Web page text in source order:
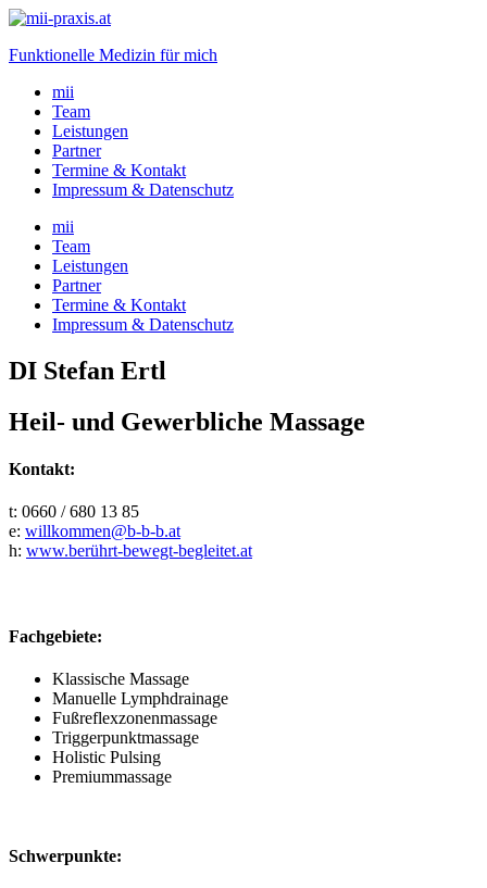
Funktionelle Medizin für mich
mii
Team
Leistungen
Partner
Termine & Kontakt
Impressum & Datenschutz
mii
Team
Leistungen
Partner
Termine & Kontakt
Impressum & Datenschutz
DI Stefan Ertl
Heil- und Gewerbliche Massage
Kontakt:
t: 0660 / 680 13 85
e: willkommen@b-b-b.at
h: www.berührt-bewegt-begleitet.at
Fachgebiete:
Klassische Massage
Manuelle Lymphdrainage
Fußreflexzonenmassage
Triggerpunktmassage
Holistic Pulsing
Premiummassage
Schwerpunkte: